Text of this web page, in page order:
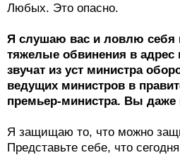
Любых. Это опасно.
Я слушаю вас и ловлю себя
тяжелые обвинения в адрес
звучат из уст министра
ведущих министров в
премьер-министра. Вы даже
Я защищаю то, что можно
Представьте себе, что